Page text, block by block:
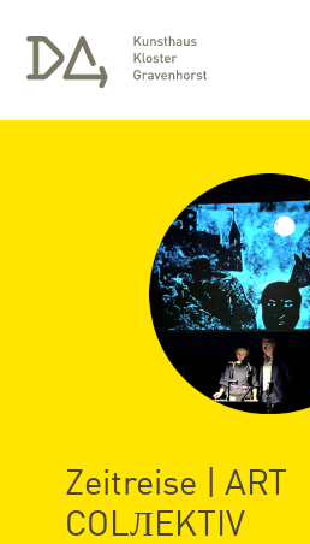
Zeitreise | ART
COLЛEKTIV